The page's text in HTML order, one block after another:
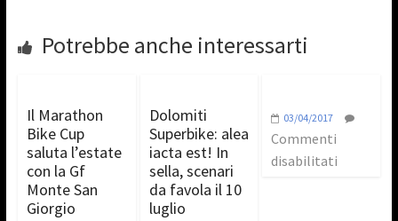
Potrebbe anche interessarti
Il Marathon
Bike Cup
saluta l’estate
con la Gf
Monte San
Giorgio
Dolomiti
Superbike: alea
iacta est! In
sella, scenari
da favola il 10
luglio
03/04/2017
Commenti
disabilitati